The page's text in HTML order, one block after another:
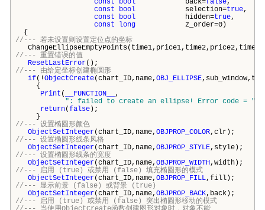
const
bool back=false,
const
bool selection=true,
const
bool hidden=true,
const
long z_order=0)
{
//--- 若未设置则设置定位点的坐标
//--- 重置错误的值
ResetLastError();
//--- 由给定坐标创建椭圆形
if(!ObjectCreate(chart_ID,name, OBJ_ELLIPSE
{
Print ( __FUNCTION__ ,
": failed to create an ellipse! Error code = "
return(false);
}
//--- 设置椭圆形颜色
ObjectSetInteger(chart_ID,name, OBJPROP_COLOR,clr);
//--- 设置椭圆形线条风格
ObjectSetInteger(chart_ID,name, OBJPROP_STYLE,style);
//--- 设置椭圆形线条的宽度
ObjectSetInteger(chart_ID,name, OBJPROP_WIDTH,width);
//--- 启用 (true) 或禁用 (false) 填充椭圆形的模式
ObjectSetInteger(chart_ID,name, OBJPROP_FILL,fill);
//--- 显示前景 (false) 或背景 (true)
ObjectSetInteger(chart_ID,name, OBJPROP_BACK,back);
//--- 启用 (true) 或禁用 (false) 突出椭圆形移动的模式